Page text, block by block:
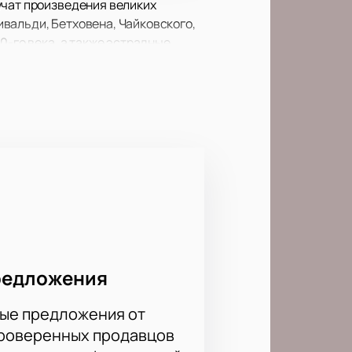
произведения великих
Бетховена, Чайковского,
го века, а также эстрадные
предложения от
продавцов